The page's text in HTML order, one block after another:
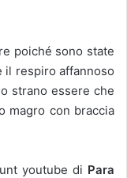
poiché sono state
respiro affannoso
strano essere che
magro con braccia
youtube di Para